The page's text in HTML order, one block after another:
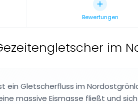
Bewertungen
im
ein Gletscherfluss im
massive Eismasse fließt und